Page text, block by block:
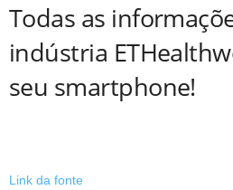
Todas as
indústria
seu smartphone!
Link da fonte